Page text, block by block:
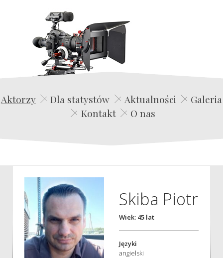
Edwin Film Agencja Aktorska
Aktorzy Dla statystów Aktualności
Galeria
Kontakt
O nas
Skiba Piotr
Wiek: 45 lat
Języki
angielski